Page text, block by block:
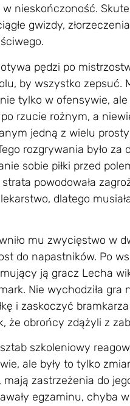
nieskończoność.
gwizdy,
pędzi po
by wszystko zepsuć.
tylko w ofensywie,
rzucie rożnym, a
jedną z wielu
rozgrywania było za
sobie piłki przed
powodowała
dlatego
mu zwycięstwo w
do napastników. Po
ją gracz Lecha
Nie wychodziła gra
i zaskoczyć
że obrońcy zdążyli z
szkoleniowy
ale były to tylko
zastrzeżenia do
egzaminu, chyba